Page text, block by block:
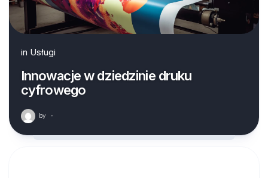
in Usługi
Innowacje w dziedzinie druku
cyfrowego
by ·